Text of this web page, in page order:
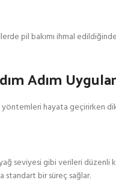
pil bakımı ihmal
Adım
yöntemleri hayata geçirirken
seviyesi gibi verileri
standart bir süreç sağlar.